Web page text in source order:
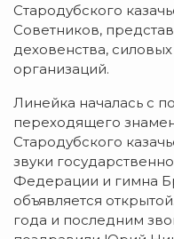
Стародубского
Советников,
деховенства,
организаций.
Линейка началась с
переходящего
Стародубского
звуки
Федерации и гимна
объявляется
года и последним